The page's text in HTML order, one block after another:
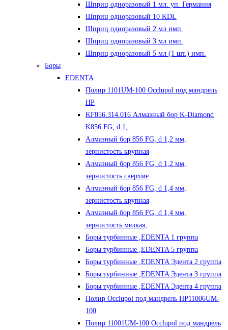
Шприц одноразовый 1 мл. уп. Германия
Шприц одноразовый 10 KDL
Шприц одноразовый 2 мл имп.
Шприц одноразовый 3 мл имп.
Шприц одноразовый 5 мл (1 шт.) имп.
Боры
EDENTA
Полир 1101UM-100 Occlupol под мандрель
HP
KF856.314.016 Алмазный бор K-Diamond
K856 FG, d 1,
Алмазный бор 856 FG, d 1,2 мм,
зернистость крупная
Алмазный бор 856 FG, d 1,2 мм,
зернистость сверхме
Алмазный бор 856 FG, d 1,4 мм,
зернистость крупная
Алмазный бор 856 FG, d 1,4 мм,
зернистость мелкая,
Боры турбинные ,EDENTA 1 группа
Боры турбинные ,EDENTA 5 группа
Боры турбинные ,EDENTA Эдента 2 группа
Боры турбинные ,EDENTA Эдента 3 группа
Боры турбинные ,EDENTA Эдента 4 группа
Полир Occlupol под мандрель HP11006UM-
100
Полир 11001UM-100 Occlupol под мандрель